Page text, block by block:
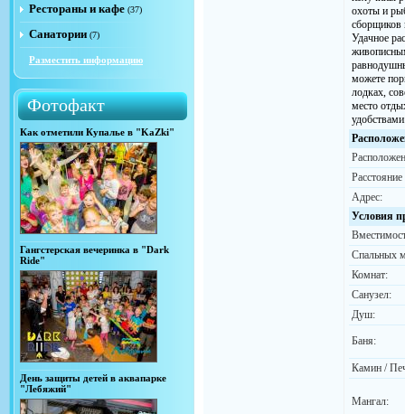
Рестораны и кафе (37)
Санатории (7)
Разместить информацию
Фотофакт
Как отметили Купалье в "KaZki"
Гангстерская вечеринка в "Dark
Ride"
День защиты детей в аквапарке
"Лебяжий"
охоты и
сборщиков
Удачное
можете
лодках,
место
Адрес:
Условия
Спальных
Комнат:
Санузел:
Душ:
Баня:
Камин /
Мангал: